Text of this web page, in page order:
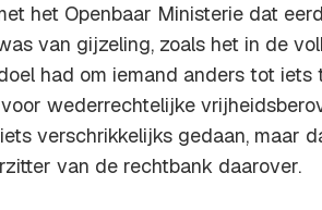
het Openbaar Ministerie dat
van gijzeling, zoals het in de
had om iemand anders tot iets
wederrechtelijke
verschrikkelijks gedaan, maar
van de rechtbank daarover.